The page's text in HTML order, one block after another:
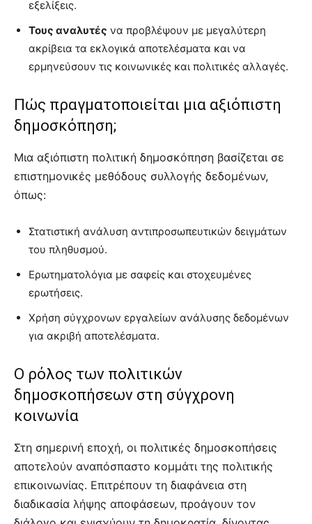
εξελίξεις.
Τους αναλυτές να προβλέψουν με μεγαλύτερη
ακρίβεια τα εκλογικά αποτελέσματα και να
ερμηνεύσουν τις κοινωνικές και πολιτικές αλλαγές.
Πώς πραγματοποιείται μια αξιόπιστη
δημοσκόπηση;
Μια αξιόπιστη πολιτική δημοσκόπηση βασίζεται σε
επιστημονικές μεθόδους συλλογής δεδομένων,
όπως:
Στατιστική ανάλυση αντιπροσωπευτικών δειγμάτων
του πληθυσμού.
Ερωτηματολόγια με σαφείς και στοχευμένες
ερωτήσεις.
Χρήση σύγχρονων εργαλείων ανάλυσης δεδομένων
για ακριβή αποτελέσματα.
Ο ρόλος των πολιτικών
δημοσκοπήσεων στη σύγχρονη
κοινωνία
Στη σημερινή εποχή, οι πολιτικές δημοσκοπήσεις
αποτελούν αναπόσπαστο κομμάτι της πολιτικής
επικοινωνίας. Επιτρέπουν τη διαφάνεια στη
διαδικασία λήψης αποφάσεων, προάγουν τον